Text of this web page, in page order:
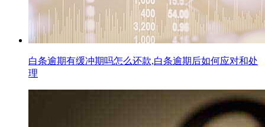
白条逾期有缓冲期吗怎么还款,白条逾期后如何应对和处
理